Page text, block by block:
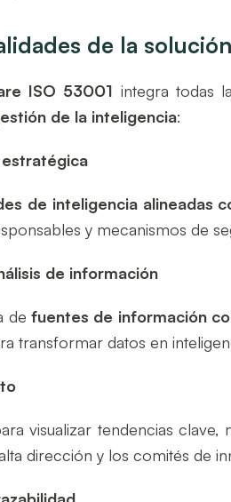
de la solución
ISO 53001 integra todas
de la inteligencia:
de inteligencia alineadas
y mecanismos de
de información
defuentes de información
transformar datos en
visualizar tendencias clave,
dirección y los comités de